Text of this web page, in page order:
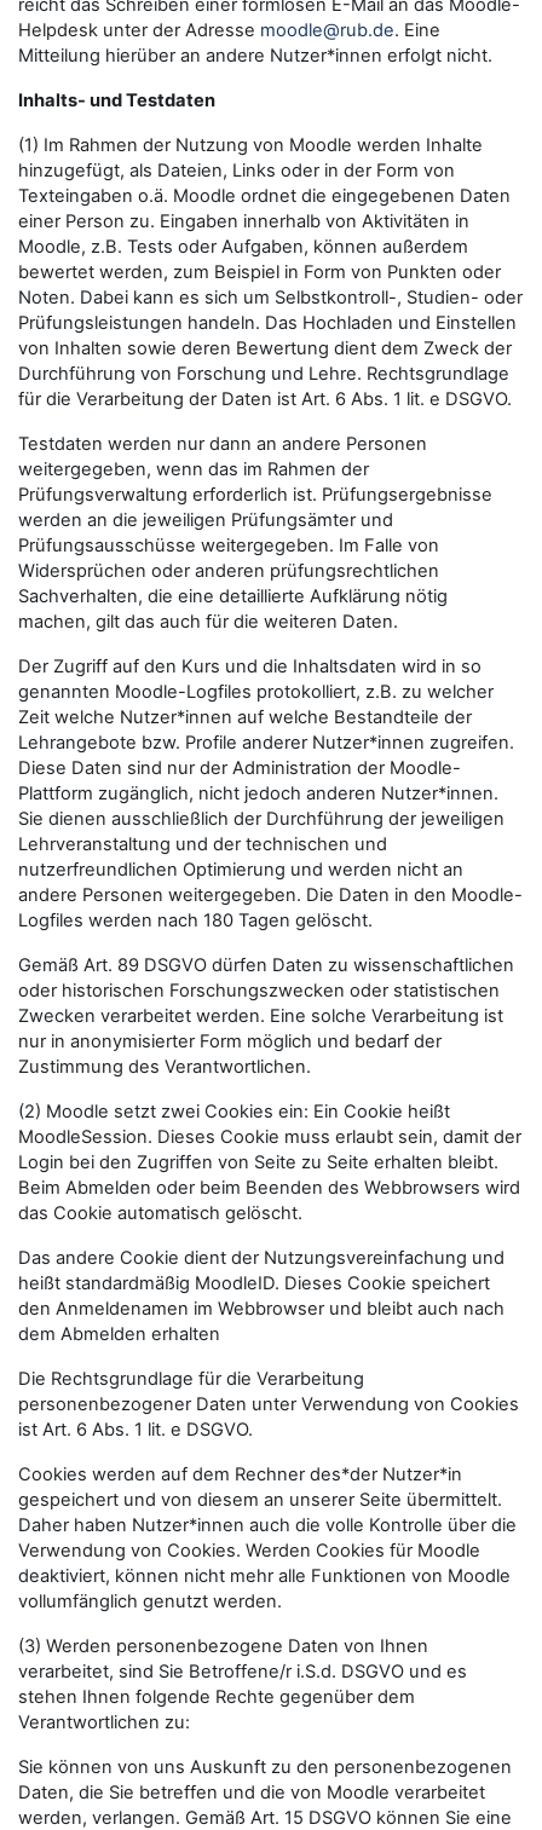
reicht das Schreiben einer formlosen E-Mail an das Moodle-
Helpdesk unter der Adresse moodle@rub.de. Eine
Mitteilung hierüber an andere Nutzer*innen erfolgt nicht.
Inhalts- und Testdaten
(1) Im Rahmen der Nutzung von Moodle werden Inhalte
hinzugefügt, als Dateien, Links oder in der Form von
Texteingaben o.ä. Moodle ordnet die eingegebenen Daten
einer Person zu. Eingaben innerhalb von Aktivitäten in
Moodle, z.B. Tests oder Aufgaben, können außerdem
bewertet werden, zum Beispiel in Form von Punkten oder
Noten. Dabei kann es sich um Selbstkontroll-, Studien- oder
Prüfungsleistungen handeln. Das Hochladen und Einstellen
von Inhalten sowie deren Bewertung dient dem Zweck der
Durchführung von Forschung und Lehre. Rechtsgrundlage
für die Verarbeitung der Daten ist Art. 6 Abs. 1 lit. e DSGVO.
Testdaten werden nur dann an andere Personen
weitergegeben, wenn das im Rahmen der
Prüfungsverwaltung erforderlich ist. Prüfungsergebnisse
werden an die jeweiligen Prüfungsämter und
Prüfungsausschüsse weitergegeben. Im Falle von
Widersprüchen oder anderen prüfungsrechtlichen
Sachverhalten, die eine detaillierte Aufklärung nötig
machen, gilt das auch für die weiteren Daten.
Der Zugriff auf den Kurs und die Inhaltsdaten wird in so
genannten Moodle-Logfiles protokolliert, z.B. zu welcher
Zeit welche Nutzer*innen auf welche Bestandteile der
Lehrangebote bzw. Profile anderer Nutzer*innen zugreifen.
Diese Daten sind nur der Administration der Moodle-
Plattform zugänglich, nicht jedoch anderen Nutzer*innen.
Sie dienen ausschließlich der Durchführung der jeweiligen
Lehrveranstaltung und der technischen und
nutzerfreundlichen Optimierung und werden nicht an
andere Personen weitergegeben. Die Daten in den Moodle-
Logfiles werden nach 180 Tagen gelöscht.
Gemäß Art. 89 DSGVO dürfen Daten zu wissenschaftlichen
oder historischen Forschungszwecken oder statistischen
Zwecken verarbeitet werden. Eine solche Verarbeitung ist
nur in anonymisierter Form möglich und bedarf der
Zustimmung des Verantwortlichen.
(2) Moodle setzt zwei Cookies ein: Ein Cookie heißt
MoodleSession. Dieses Cookie muss erlaubt sein, damit der
Login bei den Zugriffen von Seite zu Seite erhalten bleibt.
Beim Abmelden oder beim Beenden des Webbrowsers wird
das Cookie automatisch gelöscht.
Das andere Cookie dient der Nutzungsvereinfachung und
heißt standardmäßig MoodleID. Dieses Cookie speichert
den Anmeldenamen im Webbrowser und bleibt auch nach
dem Abmelden erhalten
Die Rechtsgrundlage für die Verarbeitung
personenbezogener Daten unter Verwendung von Cookies
ist Art. 6 Abs. 1 lit. e DSGVO.
Cookies werden auf dem Rechner des*der Nutzer*in
gespeichert und von diesem an unserer Seite übermittelt.
Daher haben Nutzer*innen auch die volle Kontrolle über die
Verwendung von Cookies. Werden Cookies für Moodle
deaktiviert, können nicht mehr alle Funktionen von Moodle
vollumfänglich genutzt werden.
(3) Werden personenbezogene Daten von Ihnen
verarbeitet, sind Sie Betroffene/r i.S.d. DSGVO und es
stehen Ihnen folgende Rechte gegenüber dem
Verantwortlichen zu:
Sie können von uns Auskunft zu den personenbezogenen
Daten, die Sie betreffen und die von Moodle verarbeitet
werden, verlangen. Gemäß Art. 15 DSGVO können Sie eine